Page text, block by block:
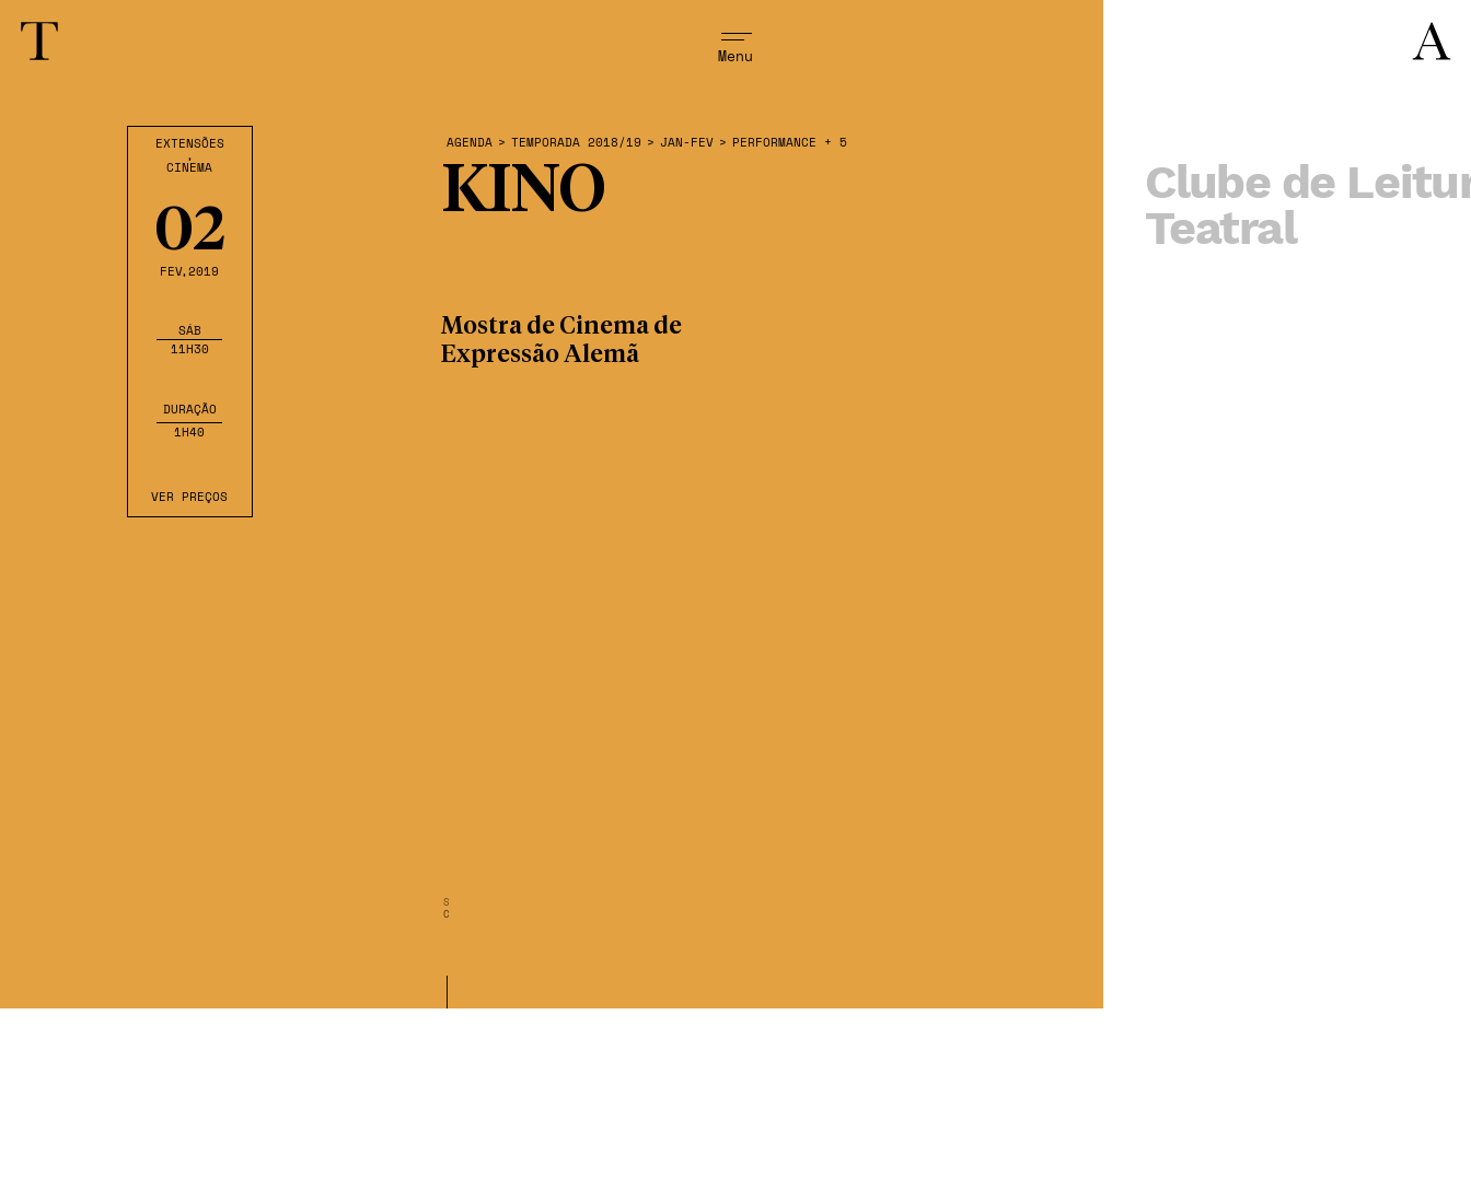
Menu
KINO
Clube de
Teatral
S
C
EXTENSÕES
,
CINEMA
02
FEV,2019
SÁB
11H30
DURAÇÃO
1H40
VER PREÇOS
AGENDA > TEMPORADA 2018/19 > JAN-FEV > PERFORMANCE + 5
Mostra de Cinema de
Expressão Alemã